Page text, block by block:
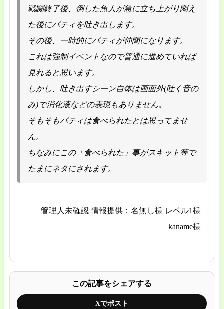
戦闘終了後、倒した魚人が急に立ち上がり悶え
た後にパティを吐き出します。
その後、一時的にパティが仲間になります。
これは強制イベントなので普通に進めていれば
見れると思います。
しかし、吐き出すシーン自体は画面外(吐く音の
み)で消化液などの表現もありません。
そもそもパティは食べられたとは思ってませ
ん。
ちなみにこの「食べられた」事がスキット等で
たまにネタにされます。
管理人未確認 情報提供：名無し様 レベル1様
kaname様
この記事をシェアする
Xでポスト